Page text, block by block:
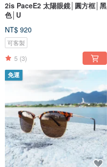
2is PaceE2 太陽眼鏡│圓方框│黑
色│U
NT$ 920
可客製
5 (3)
免運